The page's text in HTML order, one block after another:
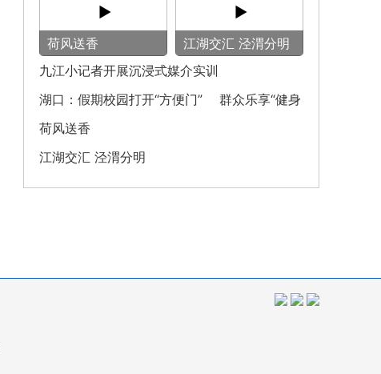
荷风送香
‌江湖交汇 泾渭分明‌
九江小记者开展沉浸式媒介实训
湖口：假期校园打开“方便门” 群众乐享“健身
圈”
荷风送香
‌江湖交汇 泾渭分明‌